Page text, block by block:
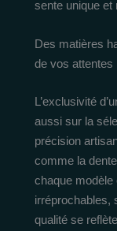
sente unique et
Des matières
de vos attentes
L’exclusivité
aussi sur la
précision
comme la
chaque modèle
irréprochables,
qualité se